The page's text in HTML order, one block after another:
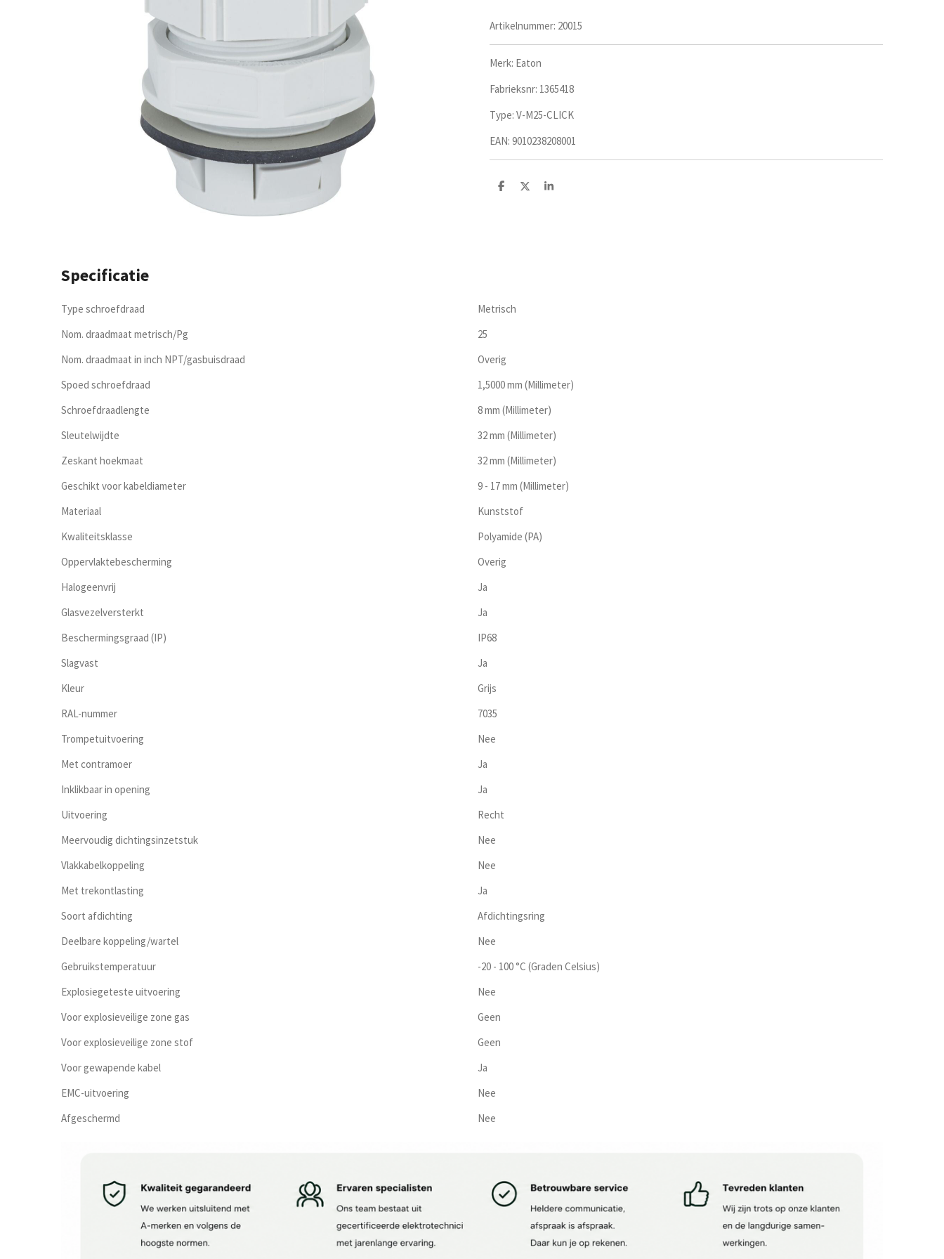
Artikelnummer: 20015
Merk: Eaton
Fabrieksnr: 1365418
Type: V-M25-CLICK
EAN: 9010238208001
D
D
S
Specificatie
Type schroefdraad
Metrisch
Nom. draadmaat metrisch/Pg
25
Nom. draadmaat in inch NPT/gasbuisdraad
Overig
Spoed schroefdraad
1,5000 mm (Millimeter)
Schroefdraadlengte
8 mm (Millimeter)
Sleutelwijdte
32 mm (Millimeter)
Zeskant hoekmaat
32 mm (Millimeter)
Geschikt voor kabeldiameter
9 - 17 mm (Millimeter)
Materiaal
Kunststof
Kwaliteitsklasse
Polyamide (PA)
Oppervlaktebescherming
Overig
Halogeenvrij
Ja
Glasvezelversterkt
Ja
Beschermingsgraad (IP)
IP68
Slagvast
Ja
Kleur
Grijs
RAL-nummer
7035
Trompetuitvoering
Nee
Met contramoer
Ja
Inklikbaar in opening
Ja
Uitvoering
Recht
Meervoudig dichtingsinzetstuk
Nee
Vlakkabelkoppeling
Nee
Met trekontlasting
Ja
Soort afdichting
Afdichtingsring
Deelbare koppeling/wartel
Nee
Gebruikstemperatuur
-20 - 100 °C (Graden Celsius)
Explosiegeteste uitvoering
Nee
Voor explosieveilige zone gas
Geen
Voor explosieveilige zone stof
Geen
Voor gewapende kabel
Ja
EMC-uitvoering
Nee
Afgeschermd
Nee